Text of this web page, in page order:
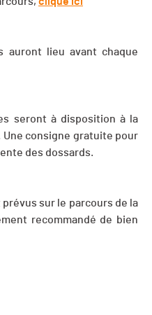
auront lieu avant chaque
seront à disposition à la
Une consigne gratuite pour
des dossards.
sur le parcours de la
recommandé de bien